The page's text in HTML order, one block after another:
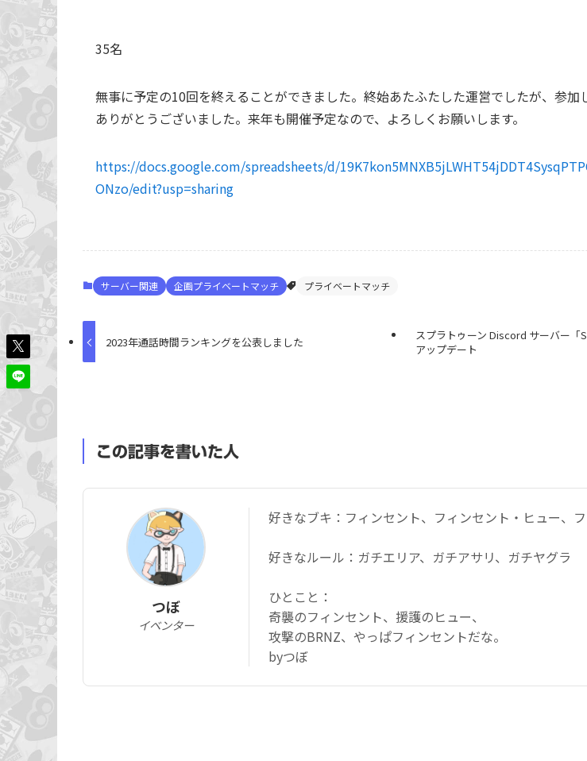
35名
無事に予定の10回を終えることができました。終始あたふたした運営でしたが、参加
ありがとうございました。来年も開催予定なので、よろしくお願いします。
https://docs.google.com/spreadsheets/d/
ONzo/edit?usp=sharing
サーバー関連 企画プライベートマッチ プライベートマッチ
2023年通話時間ランキングを公表しました
スプラトゥーン Discord サーバー「
アップデート
この記事を書いた人
つぼ
イベンター
好きなブキ：フィンセント、フィンセント・ヒュー、
好きなルール：ガチエリア、ガチアサリ、ガチヤグラ
ひとこと：
奇襲のフィンセント、援護のヒュー、
攻撃のBRNZ、やっぱフィンセントだな。
byつぼ